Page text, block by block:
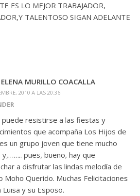
ES LO MEJOR TRABAJADOR,
TALENTOSO SIGAN ADELANTE
MURILLO COACALLA
2010 A LAS 20:36
puede resistirse a las fiestas y
que acompaña Los Hijos de
un grupo joven que tiene mucho
pues, bueno, hay que
a disfrutar las lindas melodía de
Moho Querido. Muchas Felicitaciones
Luisa y su Esposo.